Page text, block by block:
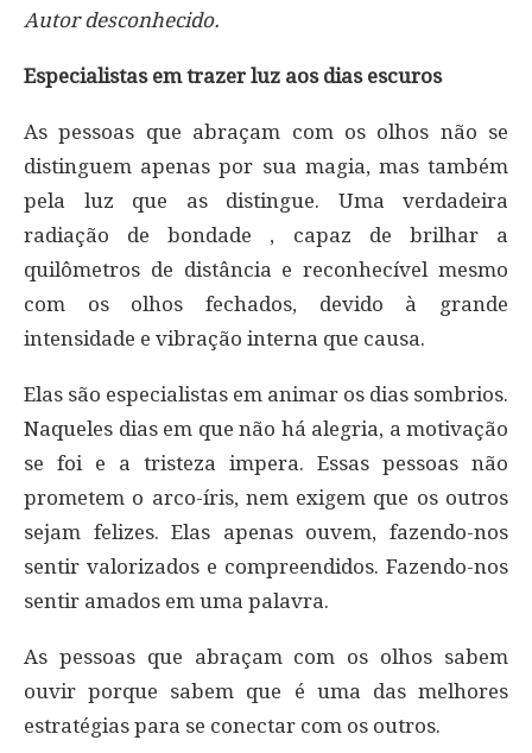
Autor desconhecido.
Especialistas em trazer luz aos dias escuros
As pessoas que abraçam com os olhos não se
distinguem apenas por sua magia, mas também
pela luz que as distingue. Uma verdadeira
radiação de bondade , capaz de brilhar a
quilômetros de distância e reconhecível mesmo
com os olhos fechados, devido à grande
intensidade e vibração interna que causa.
Elas são especialistas em animar os dias sombrios.
Naqueles dias em que não há alegria, a motivação
se foi e a tristeza impera. Essas pessoas não
prometem o arco-íris, nem exigem que os outros
sejam felizes. Elas apenas ouvem, fazendo-nos
sentir valorizados e compreendidos. Fazendo-nos
sentir amados em uma palavra.
As pessoas que abraçam com os olhos sabem
ouvir porque sabem que é uma das melhores
estratégias para se conectar com os outros.